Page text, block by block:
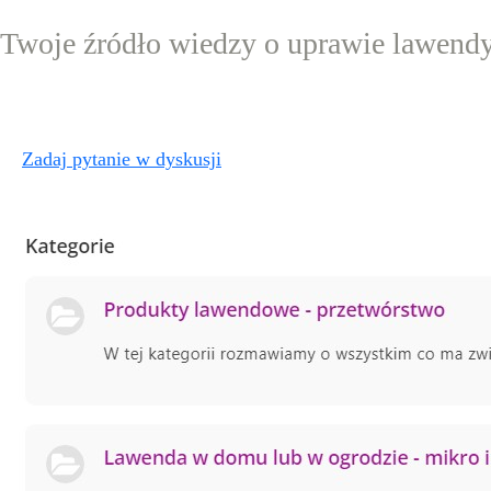
Twoje źródło wiedzy o uprawie
Zadaj pytanie w dyskusji